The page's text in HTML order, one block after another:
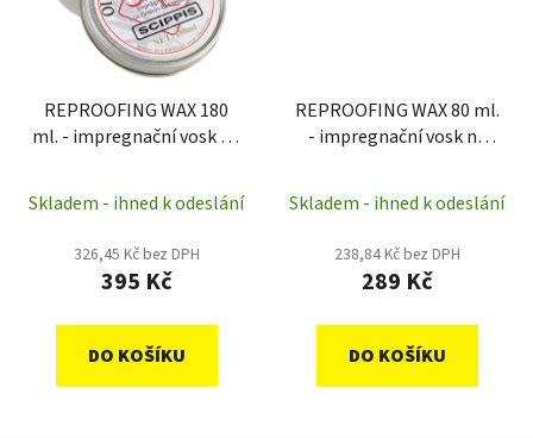
REPROOFING WAX 180
ml. - impregnační vosk na
Skladem - ihned k odeslání
326,45 Kč bez DPH
395 Kč
DO KOŠÍKU
REPROOFING WAX 80 ml.
- impregnační vosk na
Skladem - ihned k odeslání
238,84 Kč bez DPH
289 Kč
DO KOŠÍKU